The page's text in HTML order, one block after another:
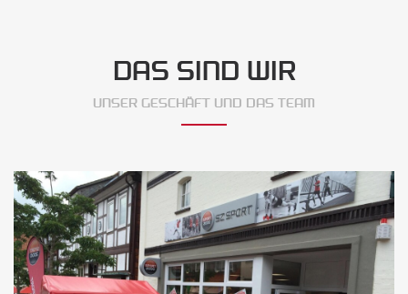
DAS SIND WIR
UNSER GESCHÄFT UND DAS TEAM